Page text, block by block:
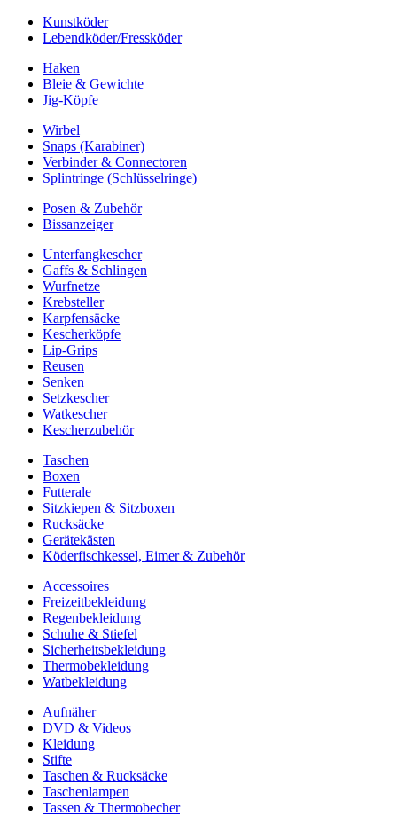
Kunstköder
Lebendköder/Fressköder
Haken
Bleie & Gewichte
Jig-Köpfe
Wirbel
Snaps (Karabiner)
Verbinder & Connectoren
Splintringe (Schlüsselringe)
Posen & Zubehör
Bissanzeiger
Unterfangkescher
Gaffs & Schlingen
Wurfnetze
Krebsteller
Karpfensäcke
Kescherköpfe
Lip-Grips
Reusen
Senken
Setzkescher
Watkescher
Kescherzubehör
Taschen
Boxen
Futterale
Sitzkiepen & Sitzboxen
Rucksäcke
Gerätekästen
Köderfischkessel, Eimer & Zubehör
Accessoires
Freizeitbekleidung
Regenbekleidung
Schuhe & Stiefel
Sicherheitsbekleidung
Thermobekleidung
Watbekleidung
Aufnäher
DVD & Videos
Kleidung
Stifte
Taschen & Rucksäcke
Taschenlampen
Tassen & Thermobecher